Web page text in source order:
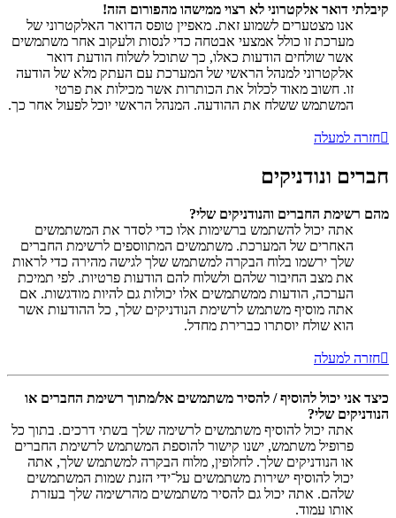
קיבלתי דואר אלקטרוני לא רצוי ממישהו מהפורום הזה!
אנו מצטערים לשמוע זאת. מאפיין טופס הדואר האלקטרוני של
מערכת זו כולל אמצעי אבטחה כדי לנסות ולעקוב אחר משתמשים
אשר שולחים הודעות כאלו, כך שתוכל לשלוח הודעת דואר
אלקטרוני למנהל הראשי של המערכת עם העתק מלא של הודעה
זו. חשוב מאוד לכלול את הכותרות אשר מכילות את פרטי
המשתמש ששלח את ההודעה. המנהל הראשי יוכל לפעול אחר כך.
חזרה למעלה
חברים ונודניקים
מהם רשימת החברים והנודניקים שלי?
אתה יכול להשתמש ברשימות אלו כדי לסדר את המשתמשים
האחרים של המערכת. משתמשים המתווספים לרשימת החברים
שלך ירשמו בלוח הבקרה למשתמש שלך לגישה מהירה כדי לראות
את מצב החיבור שלהם ולשלוח להם הודעות פרטיות. לפי תמיכת
הערכה, הודעות ממשתמשים אלו יכולות גם להיות מודגשות. אם
אתה מוסיף משתמש לרשימת הנודניקים שלך, כל ההודעות אשר
הוא שולח יוסתרו כברירת מחדל.
חזרה למעלה
כיצד אני יכול להוסיף / להסיר משתמשים אל/מתוך רשימת החברים או
הנודניקים שלי?
אתה יכול להוסיף משתמשים לרשימה שלך בשתי דרכים. בתוך כל
פרופיל משתמש, ישנו קישור להוספת המשתמש לרשימת החברים
או הנודניקים שלך. לחלופין, מלוח הבקרה למשתמש שלך, אתה
יכול להוסיף ישירות משתמשים על־ידי הזנת שמות המשתמשים
שלהם. אתה יכול גם להסיר משתמשים מהרשימה שלך בעזרת
אותו עמוד.